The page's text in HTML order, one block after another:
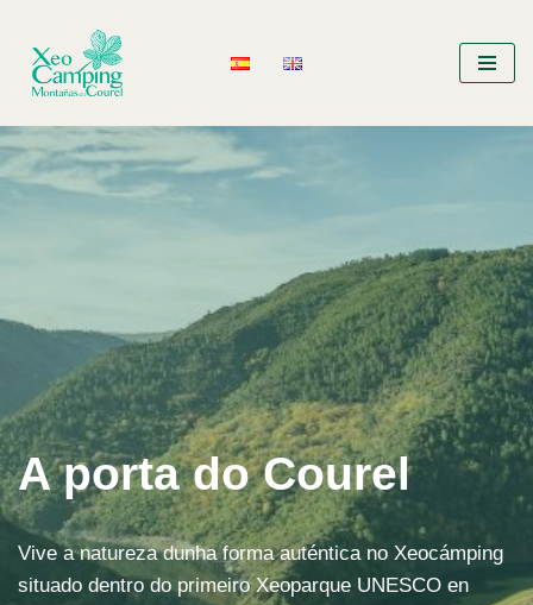
Saltar
ao
A porta do Courel
Vive a natureza dunha forma auténtica no Xeocámping
situado dentro do primeiro Xeoparque UNESCO en